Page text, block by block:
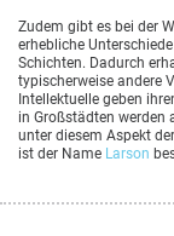
Zudem gibt es bei der
erhebliche
Schichten. Dadurch
typischerweise andere
Intellektuelle geben
in Großstädten werden
unter diesem Aspekt
ist der Name Larson